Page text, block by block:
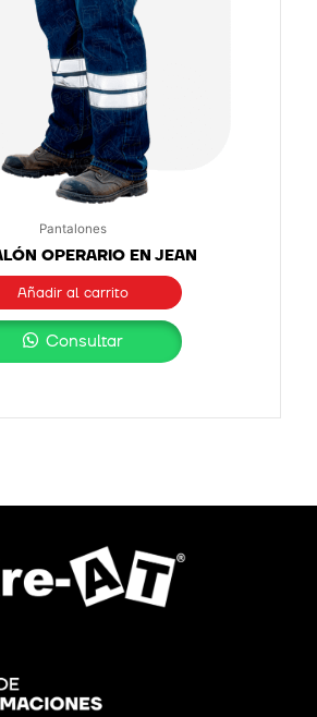
Pantalones
OPERARIO EN JEAN
Añadir al carrito
Consultar